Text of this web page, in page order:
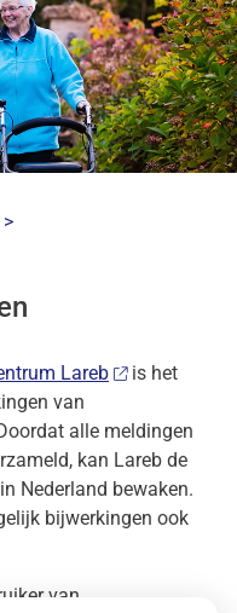
Lareb
is het
van
alle meldingen
kan Lareb de
Nederland bewaken.
bijwerkingen ook
van